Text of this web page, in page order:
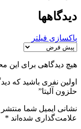
دیدگاهها
پاکسازی فیلتر
هیچ دیدگاهی برای
اولین نفری باشید که
حلزون آلیتا”
نشانی ایمیل شما
علامت‌گذاری شده‌اند *